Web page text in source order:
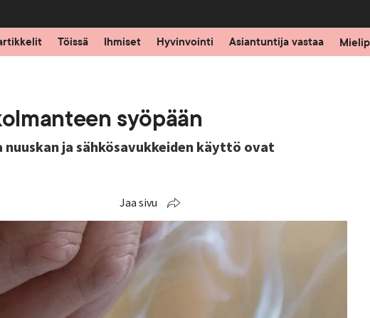
Töissä Ihmiset Hyvinvointi Asiantuntija vastaa
syöpään
ja sähkösavukkeiden käyttö ovat
Jaa sivu